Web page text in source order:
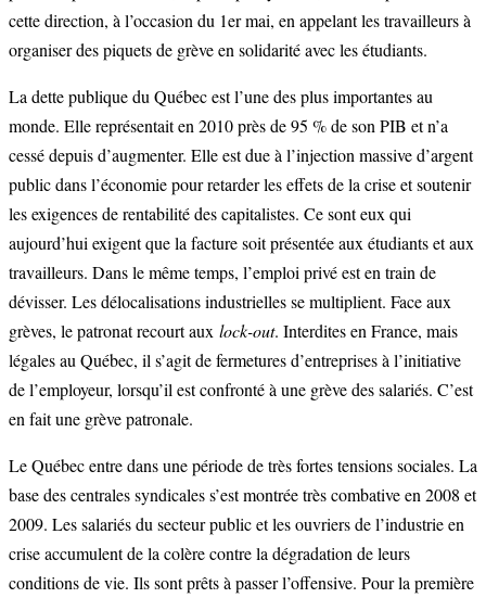
cette direction, à l’occasion du 1er mai, en appelant les travailleurs à
organiser des piquets de grève en solidarité avec les étudiants.
La dette publique du Québec est l’une des plus importantes au
monde. Elle représentait en 2010 près de 95 % de son PIB et n’a
cessé depuis d’augmenter. Elle est due à l’injection massive d’argent
public dans l’économie pour retarder les effets de la crise et soutenir
les exigences de rentabilité des capitalistes. Ce sont eux qui
aujourd’hui exigent que la facture soit présentée aux étudiants et aux
travailleurs. Dans le même temps, l’emploi privé est en train de
dévisser. Les délocalisations industrielles se multiplient. Face aux
grèves, le patronat recourt aux lock-out. Interdites en France, mais
légales au Québec, il s’agit de fermetures d’entreprises à l’initiative
de l’employeur, lorsqu’il est confronté à une grève des salariés. C’est
en fait une grève patronale.
Le Québec entre dans une période de très fortes tensions sociales. La
base des centrales syndicales s’est montrée très combative en 2008 et
2009. Les salariés du secteur public et les ouvriers de l’industrie en
crise accumulent de la colère contre la dégradation de leurs
conditions de vie. Ils sont prêts à passer l’offensive. Pour la première